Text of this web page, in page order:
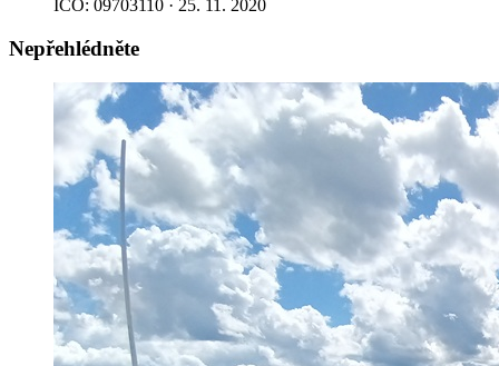
IČO: 09703110 · 25. 11. 2020
Nepřehlédněte